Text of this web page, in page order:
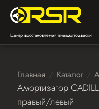
Центр восстановления пневмоподвески
Главная Каталог
Амортизатор
правый/левый